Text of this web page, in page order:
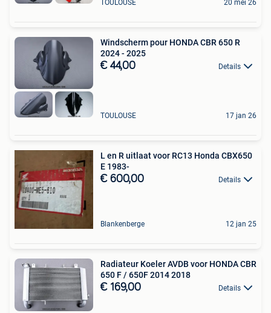
TOULOUSE 20 mei 26
Windscherm pour HONDA CBR 650 R
2024 - 2025
€ 44,00 Details
TOULOUSE 17 jan 26
L en R uitlaat voor RC13 Honda CBX650
E 1983-
€ 600,00 Details
Blankenberge 12 jan 25
Radiateur Koeler AVDB voor HONDA CBR
650 F / 650F 2014 2018
€ 169,00 Details